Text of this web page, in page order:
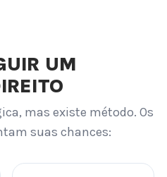
UM
mas existe método. Os
suas chances: